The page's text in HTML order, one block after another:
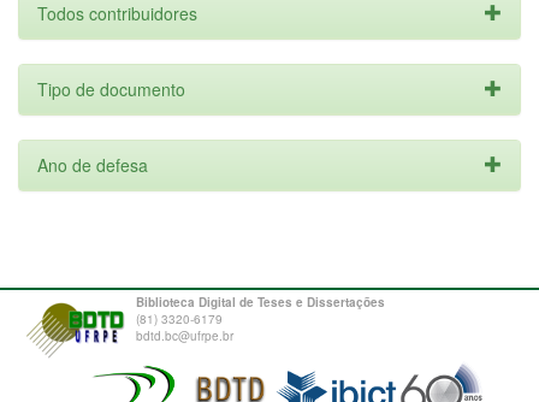
Todos contribuidores
Tipo de documento
Ano de defesa
Biblioteca Digital de Teses e Dissertações
(81) 3320-6179
bdtd.bc@ufrpe.br